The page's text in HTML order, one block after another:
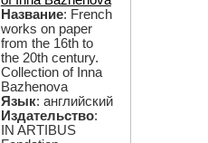
Название: French
works on paper
from the 16th to
the 20th century.
Collection of Inna
Bazhenova
Язык: английский
Издательство:
IN ARTIBUS